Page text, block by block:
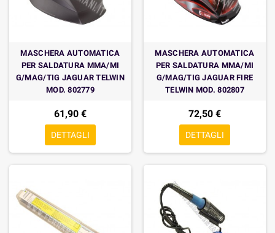
MASCHERA AUTOMATICA
PER SALDATURA MMA/MI
G/MAG/TIG JAGUAR TELWIN
MOD. 802779
61,90 €
DETTAGLI
MASCHERA AUTOMATICA
PER SALDATURA MMA/MI
G/MAG/TIG JAGUAR FIRE
TELWIN MOD. 802807
72,50 €
DETTAGLI